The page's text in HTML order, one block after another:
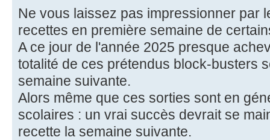
Ne vous laissez pas impressionner par
recettes en première semaine de
A ce jour de l'année 2025 presque
totalité de ces prétendus block-busters
semaine suivante.
Alors même que ces sorties sont en
scolaires : un vrai succès devrait se
recette la semaine suivante.